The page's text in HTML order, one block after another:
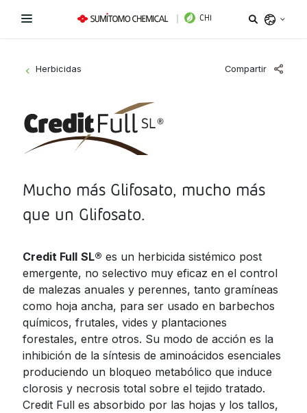
CHI
El Salvador
Guatemala
Honduras
Jamaica
Nicaragua
Panama
Paraguay
Líneas de Productos
Bioestimulantes
Coadyuvantes
Fertilizantes Foliares
Fungicidas
Herbicidas
Inoculantes Micorrízicos
Insecticidas y Acaricidas
Reguladores de Crecimiento
Novedades
¿Necesitas ayuda?
Sitio Institucional
InstagramFacebookLinkedIn
Herbicidas Compartir
Mucho más Glifosato, mucho más
que un Glifosato.
Credit Full SL®️ es un herbicida sistémico post
emergente, no selectivo muy eficaz en el control
de malezas anuales y perennes, tanto gramíneas
como hoja ancha, para ser usado en barbechos
químicos, frutales, vides y plantaciones
forestales, entre otros. Su modo de acción es la
inhibición de la síntesis de aminoácidos esenciales
produciendo un bloqueo metabólico que induce
clorosis y necrosis total sobre el tejido tratado.
Credit Full es absorbido por las hojas y los tallos,